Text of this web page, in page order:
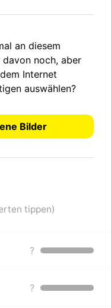
an diesem
davon noch, aber
Internet
auswählen?
Bilder
?
?